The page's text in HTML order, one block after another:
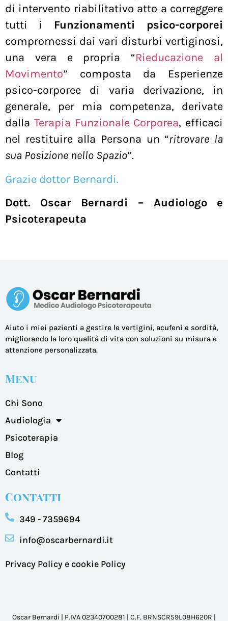
di intervento riabilitativo atto a correggere
tutti i Funzionamenti psico-corporei
compromessi dai vari disturbi vertiginosi,
una vera e propria “Rieducazione al
Movimento” composta da Esperienze
psico-corporee di varia derivazione, in
generale, per mia competenza, derivate
dalla Terapia Funzionale Corporea, efficaci
nel restituire alla Persona un “ritrovare la
sua Posizione nello Spazio”.
Grazie dottor Bernardi.
Dott. Oscar Bernardi – Audiologo e
Psicoterapeuta
Aiuto i miei pazienti a gestire le vertigini, acufeni e sordità,
migliorando la loro qualità di vita con soluzioni su misura e
attenzione personalizzata.
Menu
Chi Sono
Audiologia
Psicoterapia
Blog
Contatti
Contatti
349 - 7359694
info@oscarbernardi.it
Privacy Policy e cookie Policy
Oscar Bernardi | P.IVA 02340700281 | C.F. BRNSCR59L08H620R |